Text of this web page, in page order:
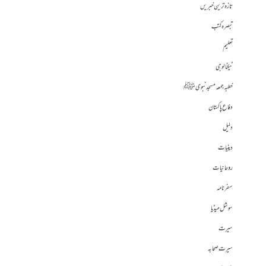
تازہ ترین خبریں
تبصرہ کتب
تعلیم
ٹیکنالوجی
خطبہ جمعہ مسجد نبوی ﷺ
دفاع پاکستان
دلیل
دینیات
روحانیات
سفرنامہ
سوشل میڈیا
سیرت
سیرت صحابہ